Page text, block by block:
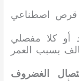
اصطناعي
أو كلا مفصلي
بسبب العمر
الغضروف